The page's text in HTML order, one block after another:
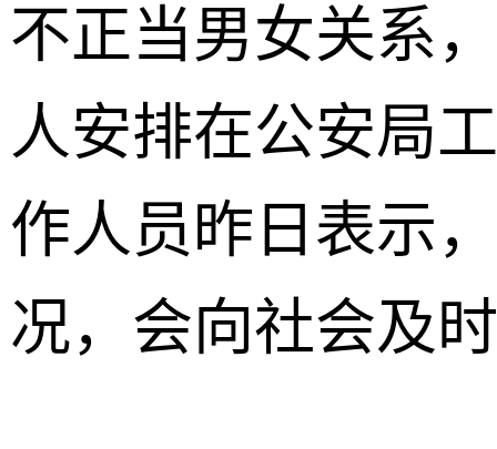
不正当男女关系
人安排在公安局
作人员昨日表示
况，会向社会及